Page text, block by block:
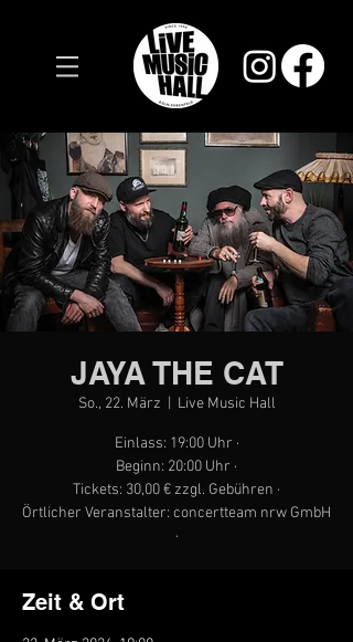
JAYA THE CAT
So., 22. März Live Music Hall
Einlass: 19:00 Uhr ·
Beginn: 20:00 Uhr ·
Tickets: 30,00 € zzgl. Gebühren ·
Örtlicher Veranstalter: concertteam nrw GmbH
·
Zeit & Ort